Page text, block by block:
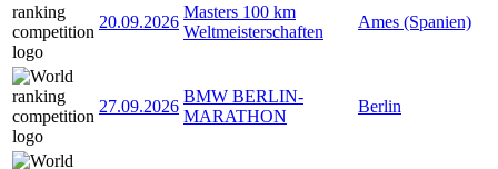
20.09.2026
Masters 100 km
Weltmeisterschaften
Ames (Spanien)
27.09.2026
BMW BERLIN-
MARATHON
Berlin